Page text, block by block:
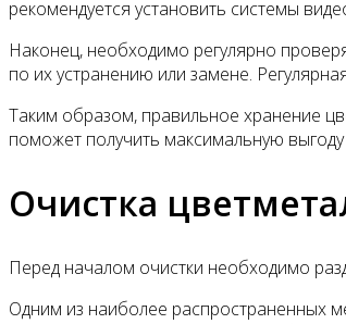
рекомендуется установить системы
Наконец, необходимо регулярно
по их устранению или замене.
Таким образом, правильное хранение
поможет получить максимальную выгоду
Очистка
Перед началом очистки необходимо
Одним из наиболее распространенных